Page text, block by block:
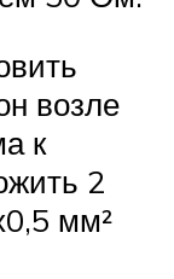
возле
к
2
мм²